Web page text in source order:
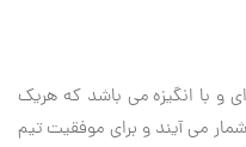
با انگیزه می باشد که هریک
می آیند و برای موفقیت تيم